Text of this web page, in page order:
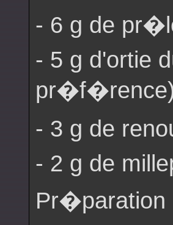
- 6 g de
- 5 g d'ortie
- 3 g de
- 2 g de
Pr�paration